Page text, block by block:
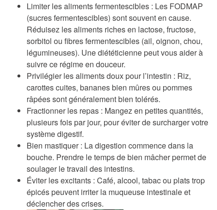
Limiter les aliments fermentescibles : Les FODMAP
(sucres fermentescibles) sont souvent en cause.
Réduisez les aliments riches en lactose, fructose,
sorbitol ou fibres fermentescibles (ail, oignon, chou,
légumineuses). Une diététicienne peut vous aider à
suivre ce régime en douceur.
Privilégier les aliments doux pour l’intestin : Riz,
carottes cuites, bananes bien mûres ou pommes
râpées sont généralement bien tolérés.
Fractionner les repas : Mangez en petites quantités,
plusieurs fois par jour, pour éviter de surcharger votre
système digestif.
Bien mastiquer: La digestion commence dans la
bouche. Prendre le temps de bien mâcher permet de
soulager le travail des intestins.
Éviter les excitants : Café, alcool, tabac ou plats trop
épicés peuvent irriter la muqueuse intestinale et
déclencher des crises.